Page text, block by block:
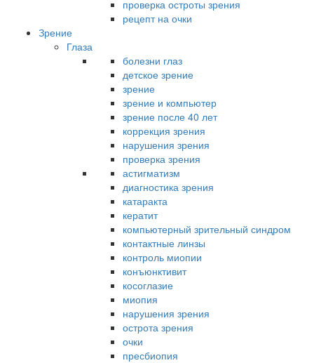
проверка остроты зрения
рецепт на очки
Зрение
Глаза
болезни глаз
детское зрение
зрение
зрение и компьютер
зрение после 40 лет
коррекция зрения
нарушения зрения
проверка зрения
астигматизм
диагностика зрения
катаракта
кератит
компьютерный зрительный синдром
контактные линзы
контроль миопии
конъюнктивит
косоглазие
миопия
нарушения зрения
острота зрения
очки
пресбиопия